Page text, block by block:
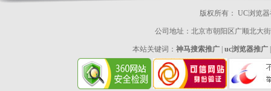
版权所有： UC浏览
公司地址：北京市朝阳区广顺北大
本站关键词： 神马搜索推广 uc浏览器推广